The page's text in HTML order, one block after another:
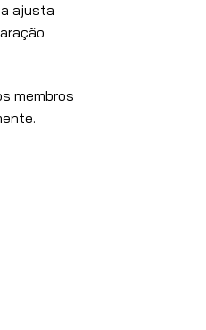
ajusta
membros